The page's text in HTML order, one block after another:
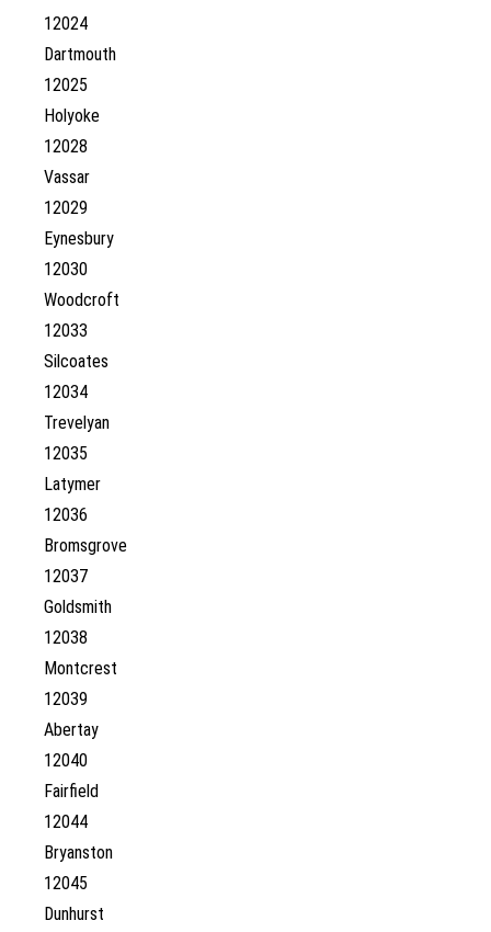
12024
Dartmouth
12025
Holyoke
12028
Vassar
12029
Eynesbury
12030
Woodcroft
12033
Silcoates
12034
Trevelyan
12035
Latymer
12036
Bromsgrove
12037
Goldsmith
12038
Montcrest
12039
Abertay
12040
Fairfield
12044
Bryanston
12045
Dunhurst